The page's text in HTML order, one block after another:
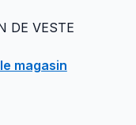
DE VESTE
magasin